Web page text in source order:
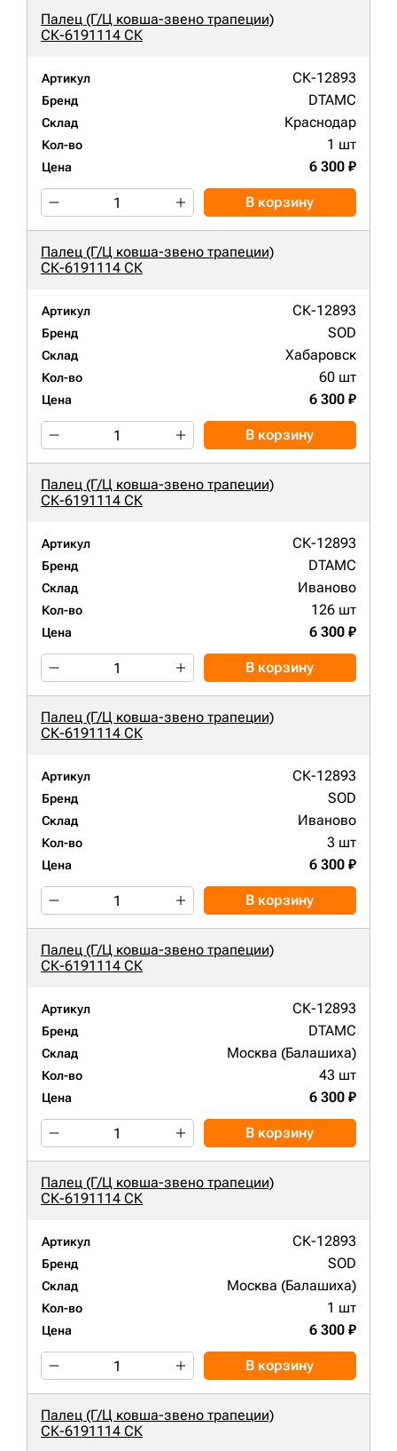
Палец (Г/Ц ковша-звено трапеции)
СК-6191114 СК
Артикул СК-12893
Бренд DTAMC
Склад Краснодар
Кол-во 1 шт
Цена 6 300 ₽
В корзину
Палец (Г/Ц ковша-звено трапеции)
СК-6191114 СК
Артикул СК-12893
Бренд SOD
Склад Хабаровск
Кол-во 60 шт
Цена 6 300 ₽
В корзину
Палец (Г/Ц ковша-звено трапеции)
СК-6191114 СК
Артикул СК-12893
Бренд DTAMC
Склад Иваново
Кол-во 126 шт
Цена 6 300 ₽
В корзину
Палец (Г/Ц ковша-звено трапеции)
СК-6191114 СК
Артикул СК-12893
Бренд SOD
Склад Иваново
Кол-во 3 шт
Цена 6 300 ₽
В корзину
Палец (Г/Ц ковша-звено трапеции)
СК-6191114 СК
Артикул СК-12893
Бренд DTAMC
Склад Москва (Балашиха)
Кол-во 43 шт
Цена 6 300 ₽
В корзину
Палец (Г/Ц ковша-звено трапеции)
СК-6191114 СК
Артикул СК-12893
Бренд SOD
Склад Москва (Балашиха)
Кол-во 1 шт
Цена 6 300 ₽
В корзину
Палец (Г/Ц ковша-звено трапеции)
СК-6191114 СК